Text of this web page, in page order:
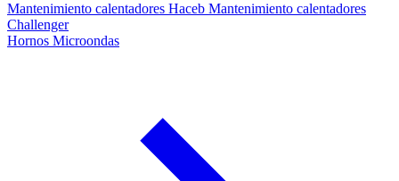
Mantenimiento calentadores Haceb Mantenimiento calentadores
Challenger
Hornos Microondas